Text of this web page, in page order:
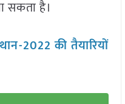
सकता है।
2022 की तैयारियों